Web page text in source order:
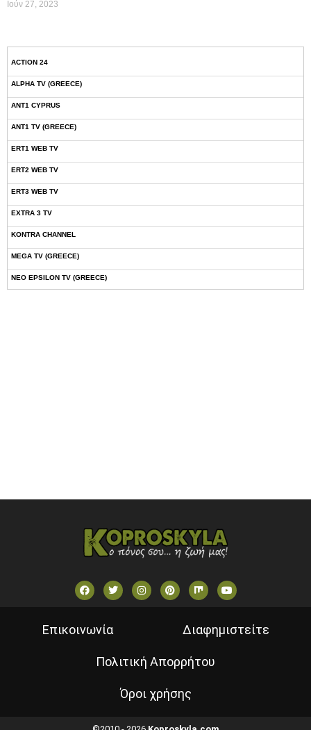
Ιούν 27, 2023
ACTION 24
ALPHA TV (GREECE)
ANT1 CYPRUS
ANT1 TV (GREECE)
ERT1 WEB TV
ERT2 WEB TV
ERT3 WEB TV
EXTRA 3 TV
KONTRA CHANNEL
MEGA TV (GREECE)
NEO EPSILON TV (GREECE)
Επικοινωνία Διαφημιστείτε
Πολιτική Απορρήτου
Όροι χρήσης